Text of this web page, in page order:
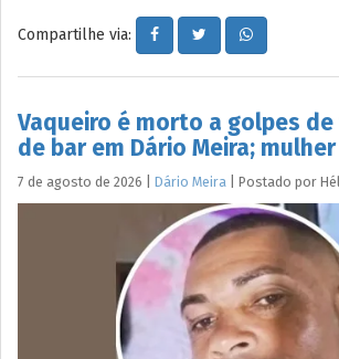
Compartilhe via:
Vaqueiro é morto a golpes
de bar em Dário Meira;
7 de agosto de 2026 Dário Meira Postado por